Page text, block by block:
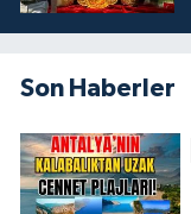
Son Haberler